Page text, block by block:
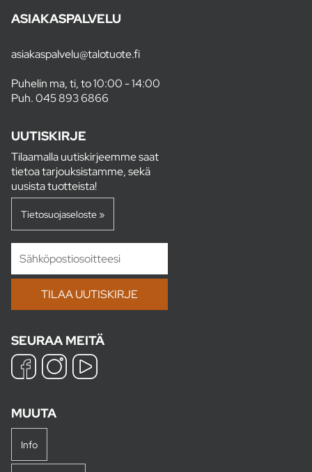
ASIAKASPALVELU
asiakaspalvelu@talotuote.fi
Puhelin ma, ti, to 10:00 - 14:00
Puh.045 893 6866
UUTISKIRJE
Tilaamalla uutiskirjeemme saat
tietoa tarjouksistamme, sekä
uusista tuotteista!
Tietosuojaseloste »
SEURAA MEITÄ
MUUTA
Info